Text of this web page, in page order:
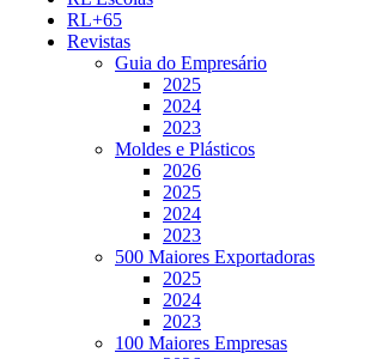
RL+65
Revistas
Guia do Empresário
2025
2024
2023
Moldes e Plásticos
2026
2025
2024
2023
500 Maiores Exportadoras
2025
2024
2023
100 Maiores Empresas